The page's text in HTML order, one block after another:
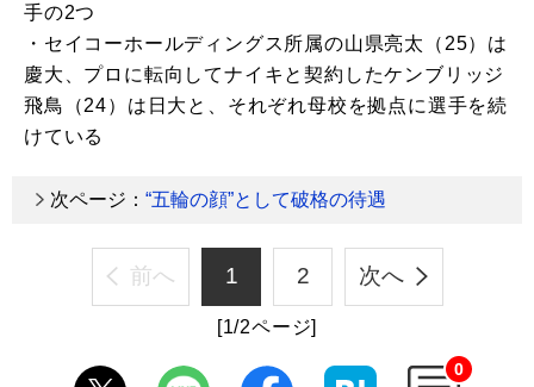
手の2つ
・セイコーホールディングス所属の山県亮太（25）は
慶大、プロに転向してナイキと契約したケンブリッジ
飛鳥（24）は日大と、それぞれ母校を拠点に選手を続
けている
次ページ： “五輪の顔”として破格の待遇
前へ 1 2 次へ
[1/2ページ]
0